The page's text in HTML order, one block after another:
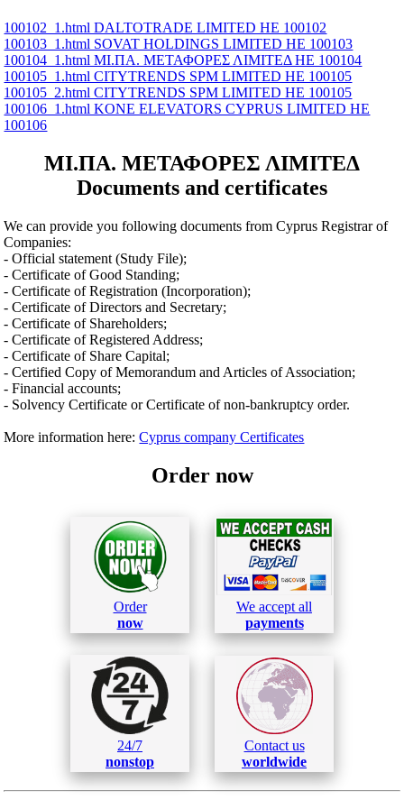
100102_1.html DALTOTRADE LIMITED ΗΕ 100102
100103_1.html SOVAT HOLDINGS LIMITED ΗΕ 100103
100104_1.html ΜΙ.ΠΑ. ΜΕΤΑΦΟΡΕΣ ΛΙΜΙΤΕΔ ΗΕ 100104
100105_1.html CITYTRENDS SPM LIMITED ΗΕ 100105
100105_2.html CITYTRENDS SPM LIMITED ΗΕ 100105
100106_1.html KONE ELEVATORS CYPRUS LIMITED ΗΕ
100106
ΜΙ.ΠΑ. ΜΕΤΑΦΟΡΕΣ ΛΙΜΙΤΕΔ
Documents and certificates
We can provide you following documents from Cyprus Registrar of
Companies:
- Official statement (Study File);
- Certificate of Good Standing;
- Certificate of Registration (Incorporation);
- Certificate of Directors and Secretary;
- Certificate of Shareholders;
- Certificate of Registered Address;
- Certificate of Share Capital;
- Certified Copy of Memorandum and Articles of Association;
- Financial accounts;
- Solvency Certificate or Certificate of non-bankruptcy order.
More information here:Cyprus company Certificates
Order now
Order
now
We accept all
payments
24/7
nonstop
Contact us
worldwide